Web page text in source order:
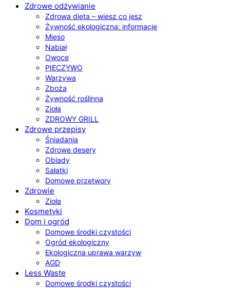
Zdrowe odżywianie
Zdrowa dieta – wiesz co jesz
Żywność ekologiczna: informacje
Mięso
Nabiał
Owoce
PIECZYWO
Warzywa
Zboża
Żywność roślinna
Zioła
ZDROWY GRILL
Zdrowe przepisy
Śniadania
Zdrowe desery
Obiady
Sałatki
Domowe przetwory
Zdrowie
Zioła
Kosmetyki
Dom i ogród
Domowe środki czystości
Ogród ekologiczny
Ekologiczna uprawa warzyw
AGD
Less Waste
Domowe środki czystości